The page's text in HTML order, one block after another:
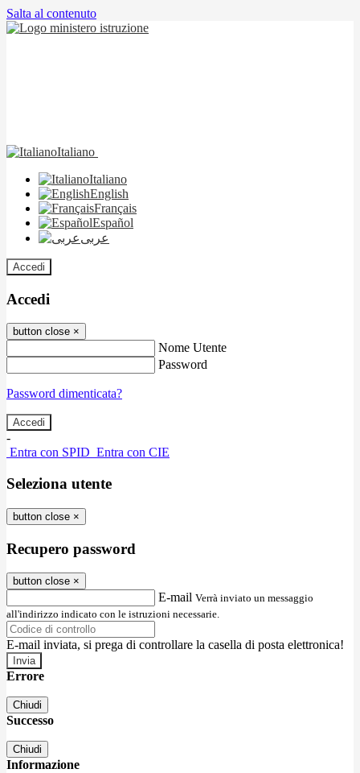
Salta al contenuto
Italiano
Italiano
English
Français
Español
عربى
Accedi
Accedi
button close ×
Nome Utente
Password
Password dimenticata?
-
Entra con SPID Entra con CIE
Seleziona utente
button close ×
Recupero password
button close ×
E-mail Verrà inviato un messaggio
all'indirizzo indicato con le istruzioni necessarie.
E-mail inviata, si prega di controllare la casella di posta elettronica!
Errore
Chiudi
Successo
Chiudi
Informazione